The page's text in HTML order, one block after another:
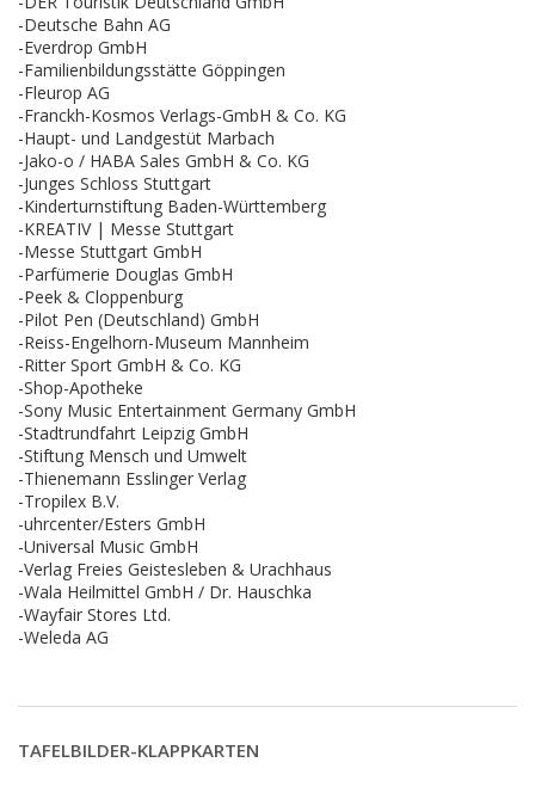
-Deutsche Bahn AG
-Everdrop GmbH
-Familienbildungsstätte Göppingen
-Fleurop AG
-Franckh-Kosmos Verlags-GmbH & Co. KG
-Haupt- und Landgestüt Marbach
-Jako-o / HABA Sales GmbH & Co. KG
-Junges Schloss Stuttgart
-Kinderturnstiftung Baden-Württemberg
-KREATIV | Messe Stuttgart
-Messe Stuttgart GmbH
-Parfümerie Douglas GmbH
-Peek & Cloppenburg
-Pilot Pen (Deutschland) GmbH
-Reiss-Engelhorn-Museum Mannheim
-Ritter Sport GmbH & Co. KG
-Shop-Apotheke
-Sony Music Entertainment Germany GmbH
-Stadtrundfahrt Leipzig GmbH
-Stiftung Mensch und Umwelt
-Thienemann Esslinger Verlag
-Tropilex B.V.
-uhrcenter/Esters GmbH
-Universal Music GmbH
-Verlag Freies Geistesleben & Urachhaus
-Wala Heilmittel GmbH / Dr. Hauschka
-Wayfair Stores Ltd.
-Weleda AG
TAFELBILDER-KLAPPKARTEN